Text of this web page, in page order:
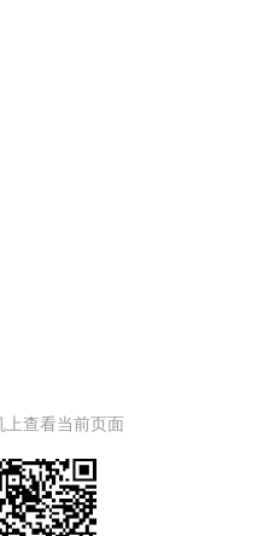
日。
上查看当前页面